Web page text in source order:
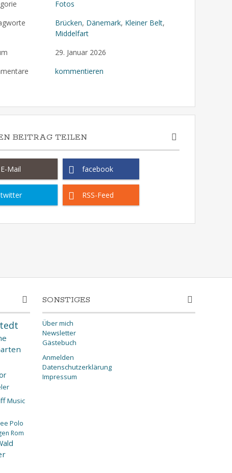
Fotos
Brücken, Dänemark, Kleiner Belt,
Middelfart
29. Januar 2026
kommentieren
BEITRAG TEILEN
E-Mail facebook
twitter RSS-Feed
Music
Polo
Rom
SONSTIGES
Über mich
Newsletter
Gästebuch
Anmelden
Datenschutzerklärung
Impressum